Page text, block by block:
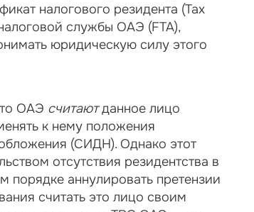
налогового резидента (Tax
службы ОАЭ (FTA),
юридическую силу этого
ОАЭ считают данное лицо
к нему положения
(СИДН). Однако этот
отсутствия резидентства в
порядке аннулировать претензии
считать это лицо своим